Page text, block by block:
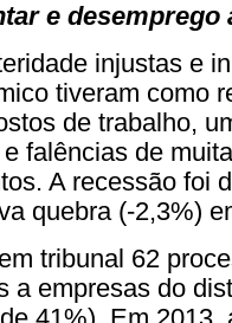
e desemprego
injustas e
tiveram como
de trabalho,
falências de
A recessão foi
quebra (-2,3%)
tribunal 62
a empresas do